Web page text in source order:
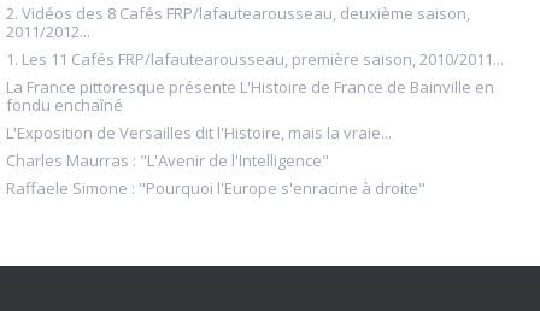
2. Vidéos des 8 Cafés FRP/lafautearousseau, deuxième saison,
2011/2012...
1. Les 11 Cafés FRP/lafautearousseau, première saison, 2010/2011...
La France pittoresque présente L'Histoire de France de Bainville en
fondu enchaîné
L'Exposition de Versailles dit l'Histoire, mais la vraie...
Charles Maurras : "L'Avenir de l'Intelligence"
Raffaele Simone : "Pourquoi l'Europe s'enracine à droite"